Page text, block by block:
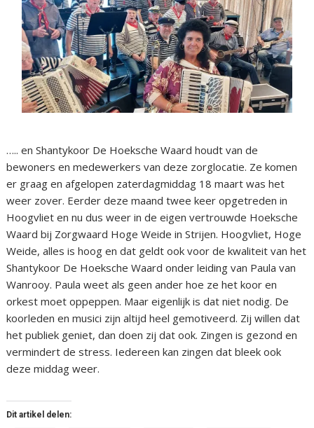
….. en Shantykoor De Hoeksche Waard houdt van de
bewoners en medewerkers van deze zorglocatie. Ze komen
er graag en afgelopen zaterdagmiddag 18 maart was het
weer zover. Eerder deze maand twee keer opgetreden in
Hoogvliet en nu dus weer in de eigen vertrouwde Hoeksche
Waard bij Zorgwaard Hoge Weide in Strijen. Hoogvliet, Hoge
Weide, alles is hoog en dat geldt ook voor de kwaliteit van het
Shantykoor De Hoeksche Waard onder leiding van Paula van
Wanrooy. Paula weet als geen ander hoe ze het koor en
orkest moet oppeppen. Maar eigenlijk is dat niet nodig. De
koorleden en musici zijn altijd heel gemotiveerd. Zij willen dat
het publiek geniet, dan doen zij dat ook. Zingen is gezond en
vermindert de stress. Iedereen kan zingen dat bleek ook
deze middag weer.
Dit artikel delen: